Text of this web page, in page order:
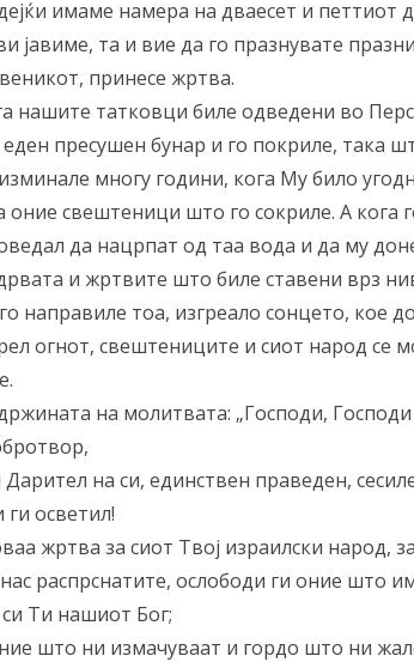
имаме намера на дваесет и
јавиме, та и вие да го празнувате
принесе жртва.
нашите татковци биле одведени во
пресушен бунар и го покриле, така
многу години, кога Му било
свештеници што го сокриле. А кога
да нацрпат од таа вода и да му
и жртвите што биле ставени врз
направиле тоа, изгреало сонцето, кое
огнот, свештениците и сиот народ се
на молитвата: „Господи,
Дарител на си, единствен праведен,
осветил!
жртва за сиот Твој израилски народ,
распрснатите, ослободи ги оние што
Ти нашиот Бог;
што ни измачуваат и гордо што ни